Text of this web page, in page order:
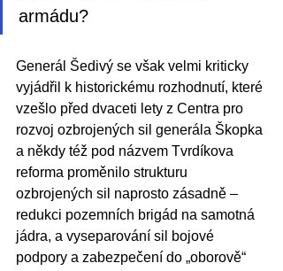
armádu?
Generál Šedivý se však velmi kriticky
vyjádřil k historickému rozhodnutí, které
vzešlo před dvaceti lety z Centra pro
rozvoj ozbrojených sil generála Škopka
a někdy též pod názvem Tvrdíkova
reforma proměnilo strukturu
ozbrojených sil naprosto zásadně –
redukci pozemních brigád na samotná
jádra, a vyseparování sil bojové
podpory a zabezpečení do „oborově“